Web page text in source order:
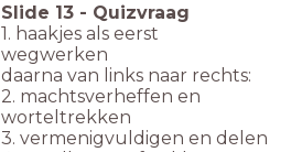
Slide 13 - Quizvraag
1. haakjes als eerst
wegwerken
daarna van links naar rechts:
2. machtsverheffen en
worteltrekken
3. vermenigvuldigen en delen